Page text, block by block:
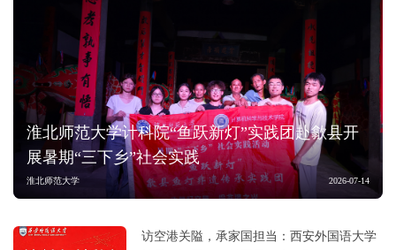
淮北师范大学计科院“鱼跃新灯”实践团赴歙县开
展暑期“三下乡”社会实践
淮北师范大学 2026-07-14
访空港关隘，承家国担当：西安外国语大学